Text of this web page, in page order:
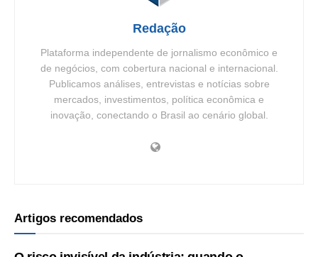
Redação
Plataforma independente de jornalismo econômico e
de negócios, com cobertura nacional e internacional.
Publicamos análises, entrevistas e notícias sobre
mercados, investimentos, política econômica e
inovação, conectando o Brasil ao cenário global.
Artigos recomendados